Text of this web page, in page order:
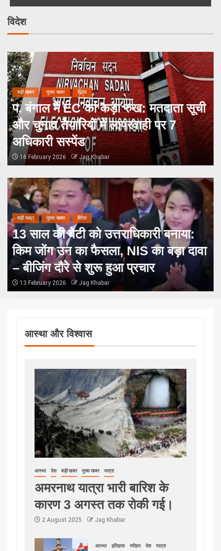
देश बड़ी खबर मुख्य खबर
बीएनपी सरकार की शपथ में मोदी का
इग्नोर: ओम बिरला करेंगे भारत का
प्रतिनिधित्व
18 February 2026 Jag Khabar
प. बंगाल में EC का कड़ा रुख: मतदाता
सूची और चुनाव तैयारियों में लापरवाही पर
7 अधिकारी सस्पेंड
16 February 2026 Jag Khabar
बड़ी खबर मुख्य खबर
विदेश
बड़ी खबर मुख्य खबर विदेश
प. बंगाल में EC का कड़ा रुख: मतदाता सूची
और चुनाव तैयारियों में लापरवाही पर 7
अधिकारी सस्पेंड
16 February 2026 Jag Khabar
बड़ी खबर मुख्य खबर विदेश
13 साल की बेटी को उत्तराधिकारी बनाया:
किम जोंग उन का फैसला, NIS का बड़ा दावा
– बीजिंग दौरे से शुरू हुआ प्रचार
13 February 2026 Jag Khabar
आस्था और विश्वास
आस्था देश बड़ी खबर मुख्य खबर यात्रा
अमरनाथ यात्रा भारी बारिश के
कारण 3 अगस्त तक रोकी गई।
2 August 2025 Jag Khabar
आस्था इतिहास त्यौहार देश यात्रा